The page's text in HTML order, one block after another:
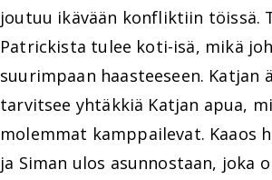
joutuu ikävään konfliktiin töissä.
Patrickista tulee koti-isä, mikä
suurimpaan haasteeseen. Katjan
tarvitsee yhtäkkiä Katjan apua,
molemmat kamppailevat. Kaaos
ja Siman ulos asunnostaan, joka